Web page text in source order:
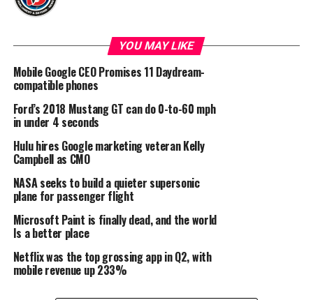
YOU MAY LIKE
Mobile Google CEO Promises 11 Daydream-
compatible phones
Ford’s 2018 Mustang GT can do 0-to-60 mph
in under 4 seconds
Hulu hires Google marketing veteran Kelly
Campbell as CMO
NASA seeks to build a quieter supersonic
plane for passenger flight
Microsoft Paint is finally dead, and the world
Is a better place
Netflix was the top grossing app in Q2, with
mobile revenue up 233%